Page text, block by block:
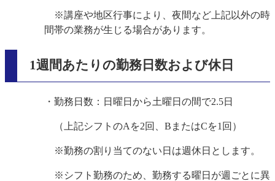
※講座や地区行事により、夜間など上記以外の時
間帯の業務が生じる場合があります。
1週間あたりの勤務日数および休日
・勤務日数：日曜日から土曜日の間で2.5日
（上記シフトのAを2回、BまたはCを1回）
※勤務の割り当てのない日は週休日とします。
※シフト勤務のため、勤務する曜日が週ごとに異